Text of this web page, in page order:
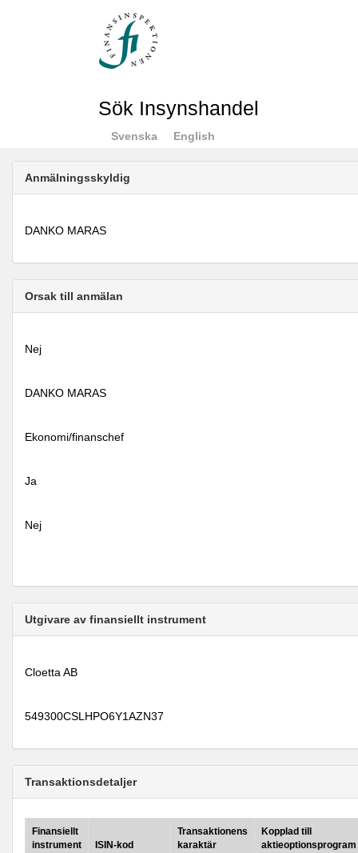
Sök Insynshandel
Svenska English
Anmälningsskyldig
DANKO MARAS
Orsak till anmälan
Nej
DANKO MARAS
Ekonomi/finanschef
Ja
Nej
Utgivare av finansiellt instrument
Cloetta AB
549300CSLHPO6Y1AZN37
Transaktionsdetaljer
Finansiellt
instrument
ISIN-kod
Transaktionens
karaktär
Kopplad till
aktieoptionsprogram